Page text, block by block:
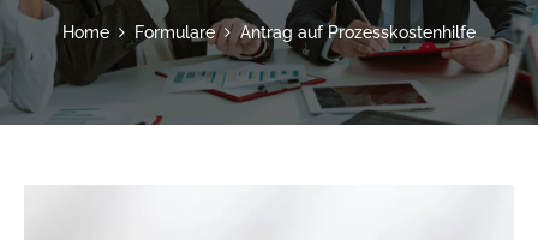
Home Formulare Antrag auf Prozesskostenhilfe